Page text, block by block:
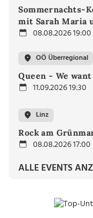
Sommernachts-
mit Sarah Maria
08.08.2026 19:00
OÖ Überregional
Queen - We
11.09.2026 19:30
Linz
Rock am
08.08.2026 17:00
ALLE EVENTS